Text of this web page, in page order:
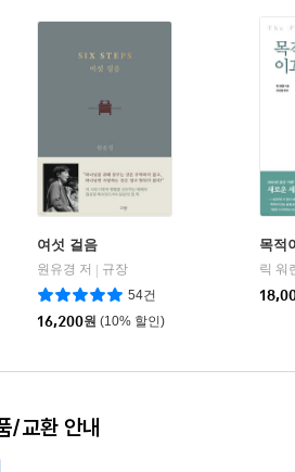
여섯 걸음
원유경 저 | 규장
54건
16,200원 (10% 할인)
목적
릭 워
/교환 안내